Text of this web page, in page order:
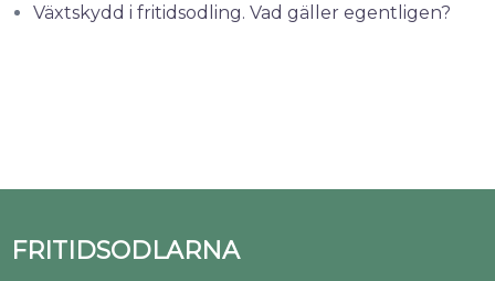
Växtskydd i fritidsodling. Vad gäller egentligen?
FRITIDSODLARNA